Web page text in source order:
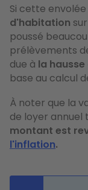
Si cette
d'habitation
poussé
prélèvements
due à la
base au calcul
À noter que la
de loyer annuel
montant est
l'inflation.